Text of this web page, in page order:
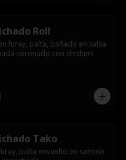
Roll
furay, palta, bañado en salsa
coronado con shishimi
Tako
palta envuelto en salmón